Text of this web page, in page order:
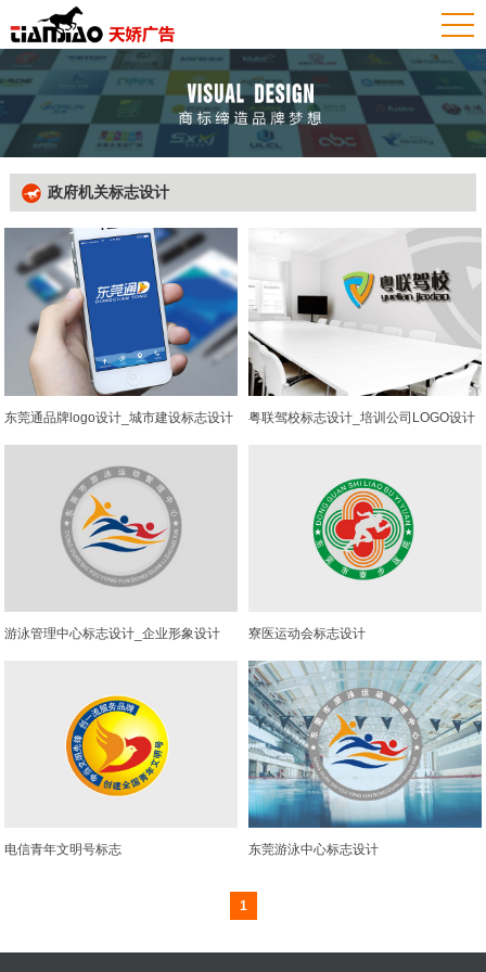
政府机关标志设计
东莞通品牌logo设计_城市建设标志设计 粤联驾校标志设计_培训公司LOGO设计
游泳管理中心标志设计_企业形象设计 寮医运动会标志设计
电信青年文明号标志 东莞游泳中心标志设计
1